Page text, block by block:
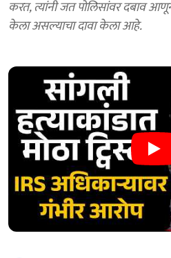
करत, त्यांनी जत पोलिसांवर दबाव
केला असल्याचा दावा केला आहे.